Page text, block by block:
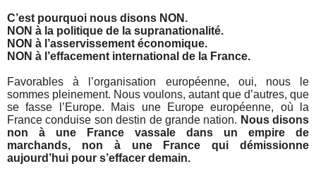
C’est pourquoi nous disons NON.
NON à la politique de la supranationalité.
NON à l’asservissement économique.
NON à l’effacement international de la France.
Favorables à l’organisation européenne, oui, nous le
sommes pleinement. Nous voulons, autant que d’autres, que
se fasse l’Europe. Mais une Europe européenne, où la
France conduise son destin de grande nation. Nous disons
non à une France vassale dans un empire de
marchands, non à une France qui démissionne
aujourd’hui pour s’effacer demain.